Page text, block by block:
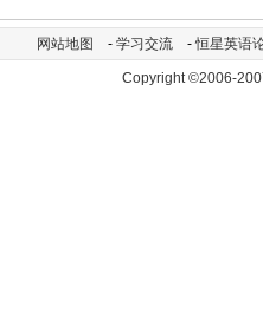
网站地图 - 学习交流 -恒星英语
Copyright ©2006-